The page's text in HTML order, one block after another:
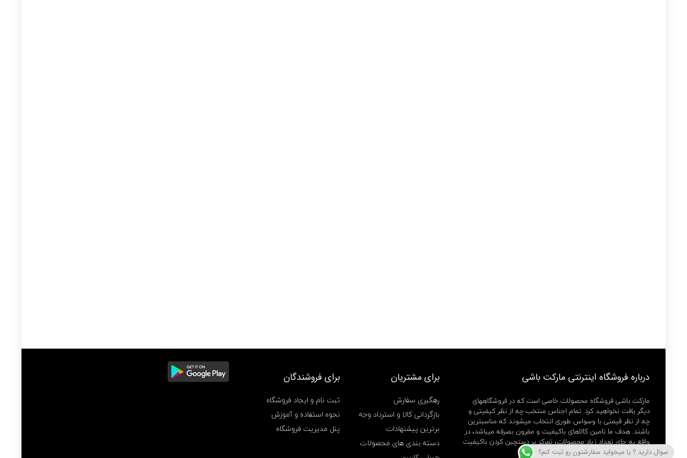
درباره فروشگاه اینترنتی مارکت باشی
مارکت باشی فروشگاه محصولات خاصی است که در فروشگاههای
دیگر یافت نخواهید کرد. تمام اجناس منتخب چه از نظر کیفیتی و
چه از نظر قیمتی با وسواس طوری انتخاب میشوند که مناسبترین
باشند. هدف ما تامین کالاهای باکیفیت و مقرون بصرفه میباشد، در
واقع به جای تعداد زیاد محصولات، تمرکز بر دستچین کردن باکیفیت
ترین ها داریم.
برای مشتریان
رهگیری سفارش
بازگردانی کالا و استرداد وجه
برترین پیشنهادات
دسته بندی های محصولات
برای فروشندگان
ثبت نام و ایجاد فروشگاه
نحوه استفاده و آموزش
پنل مدیریت فروشگاه
سوال دارید ؟ یا میخواید سفارشتون رو ثبت کنم؟